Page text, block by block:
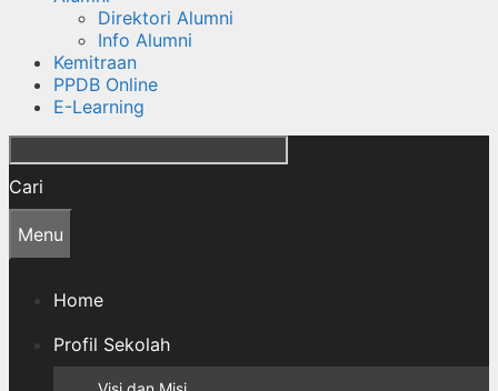
Direktori Alumni
Info Alumni
Kemitraan
PPDB Online
E-Learning
Cari
Menu
Home
Profil Sekolah